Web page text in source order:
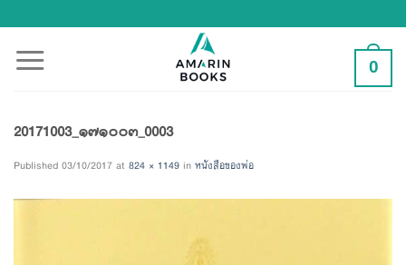
to
content
0
20171003_๑๗๑๐๐๓_0003
Published 03/10/2017 at 824 × 1149 in หนังสือของพ่อ